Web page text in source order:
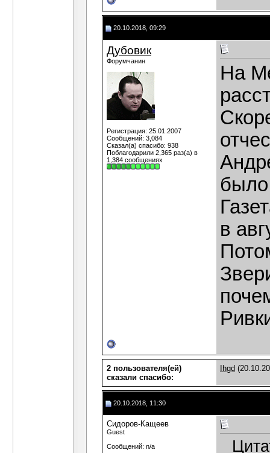
20.10.2018, 09:29
Дубовик
Форумчанин
Регистрация: 25.01.2007
Сообщений: 3,084
Сказал(а) спасибо: 938
Поблагодарили 2,365 раз(а) в
1,384 сообщениях
На
в
2 пользователя(ей)
сказали cпасибо:
Ihgd
20.10.2018, 11:30
Сидоров-Кащеев
Guest
Сообщений: n/a